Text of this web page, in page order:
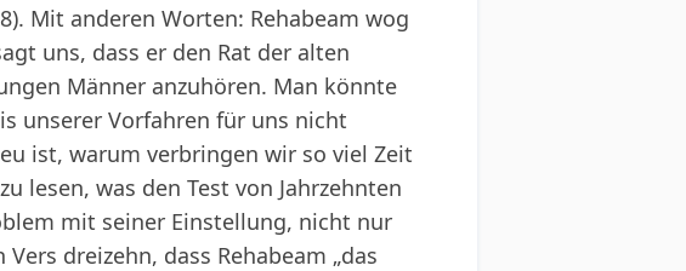
Mit anderen Worten: Rehabeam wog
uns, dass er den Rat der alten
Männer anzuhören. Man könnte
unserer Vorfahren für uns nicht
ist, warum verbringen wir so viel Zeit
lesen, was den Test von Jahrzehnten
mit seiner Einstellung, nicht nur
dreizehn, dass Rehabeam „das